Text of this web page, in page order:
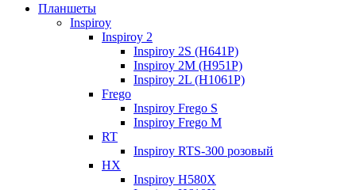
Планшеты
Inspiroy
Inspiroy 2
Inspiroy 2S (H641P)
Inspiroy 2M (H951P)
Inspiroy 2L (H1061P)
Frego
Inspiroy Frego S
Inspiroy Frego M
RT
Inspiroy RTS-300 розовый
HX
Inspiroy H580X